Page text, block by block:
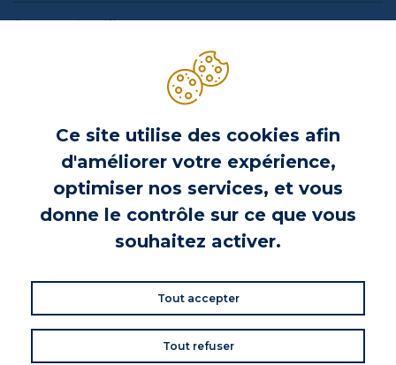
Ce site utilise des cookies afin
d'améliorer votre expérience,
optimiser nos services, et vous
donne le contrôle sur ce que vous
souhaitez activer.
Tout accepter
Tout refuser
Commentaires (0)
DE LA MÊME MARQUE
La consommation de boissons alcoolisées pendant la
grossesse, même faible en quantité, peut avoir des
conséquences graves sur la santé de l'enfant
L'ABUS D'ALCOOL EST DANGEREUX POUR LA SANTÉ, À
CONSOMMER AVEC MODÉRATION